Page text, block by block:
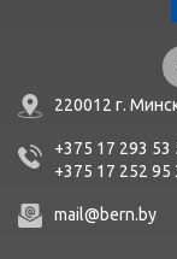
220012 г.
+375 17 293 53
+375 17 252 95
mail@bern.by